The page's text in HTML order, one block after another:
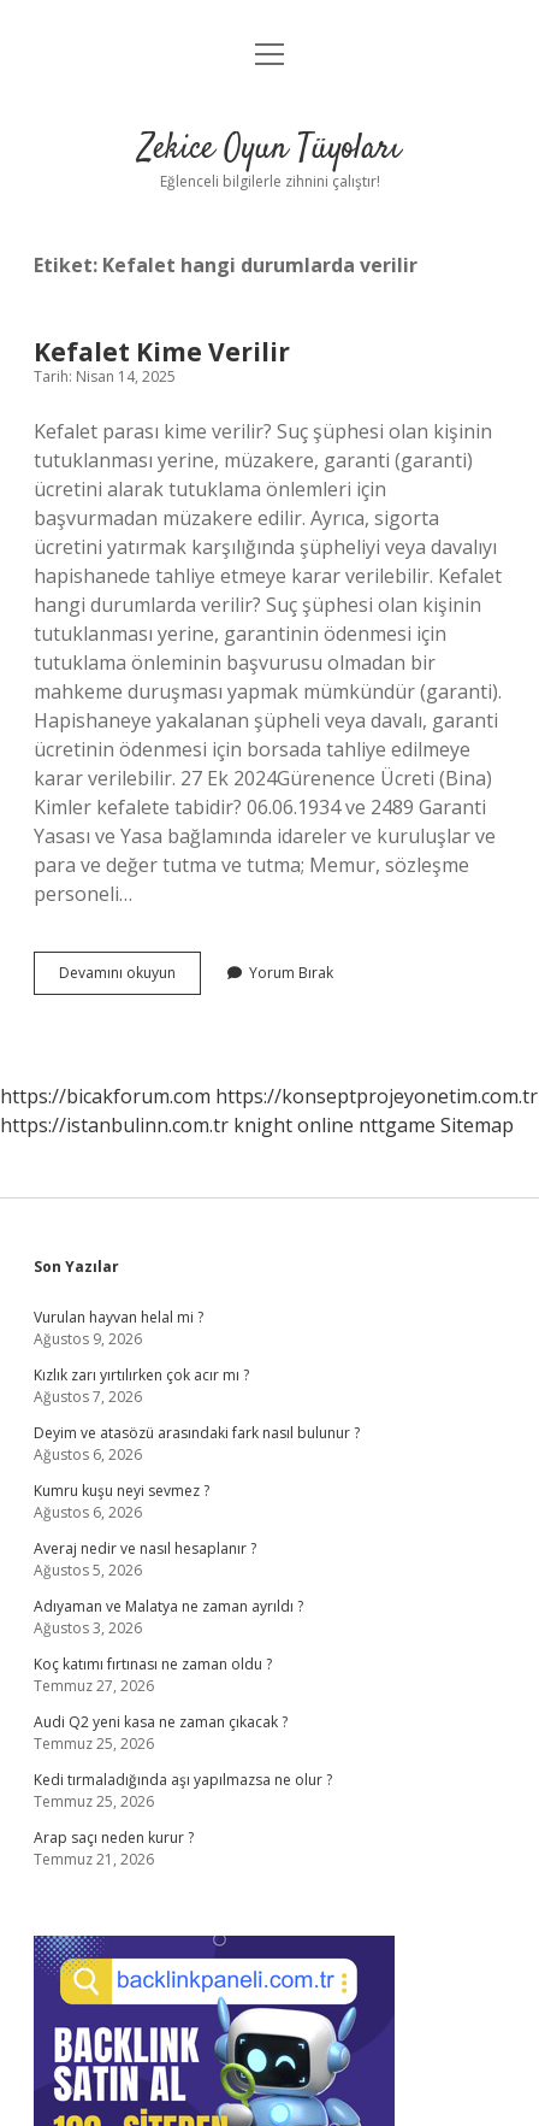
Anasayfa
Yasal Uyarı
menüyü
Zekice Oyun Tüyoları
Eğlenceli bilgilerle zihnini çalıştır!
Etiket: Kefalet hangi durumlarda verilir
Kefalet Kime Verilir
Tarih: Nisan 14, 2025
Kefalet parası kime verilir? Suç şüphesi olan kişinin
tutuklanması yerine, müzakere, garanti (garanti)
ücretini alarak tutuklama önlemleri için
başvurmadan müzakere edilir. Ayrıca, sigorta
ücretini yatırmak karşılığında şüpheliyi veya davalıyı
hapishanede tahliye etmeye karar verilebilir. Kefalet
hangi durumlarda verilir? Suç şüphesi olan kişinin
tutuklanması yerine, garantinin ödenmesi için
tutuklama önleminin başvurusu olmadan bir
mahkeme duruşması yapmak mümkündür (garanti).
Hapishaneye yakalanan şüpheli veya davalı, garanti
ücretinin ödenmesi için borsada tahliye edilmeye
karar verilebilir. 27 Ek 2024Gürenence Ücreti (Bina)
Kimler kefalete tabidir? 06.06.1934 ve 2489 Garanti
Yasası ve Yasa bağlamında idareler ve kuruluşlar ve
para ve değer tutma ve tutma; Memur, sözleşme
personeli…
Devamını okuyun
Kime
Yorum Bırak
https://bicakforum.com https://konseptprojeyonetim.com.tr
https://istanbulinn.com.tr knight online nttgame Sitemap
Sidebar
Son Yazılar
Vurulan hayvan helal mi ?
Ağustos 9, 2026
Kızlık zarı yırtılırken çok acır mı ?
Ağustos 7, 2026
Deyim ve atasözü arasındaki fark nasıl bulunur ?
Ağustos 6, 2026
Kumru kuşu neyi sevmez ?
Ağustos 6, 2026
Averaj nedir ve nasıl hesaplanır ?
Ağustos 5, 2026
Adıyaman ve Malatya ne zaman ayrıldı ?
Ağustos 3, 2026
Koç katımı fırtınası ne zaman oldu ?
Temmuz 27, 2026
Audi Q2 yeni kasa ne zaman çıkacak ?
Temmuz 25, 2026
Kedi tırmaladığında aşı yapılmazsa ne olur ?
Temmuz 25, 2026
Arap saçı neden kurur ?
Temmuz 21, 2026